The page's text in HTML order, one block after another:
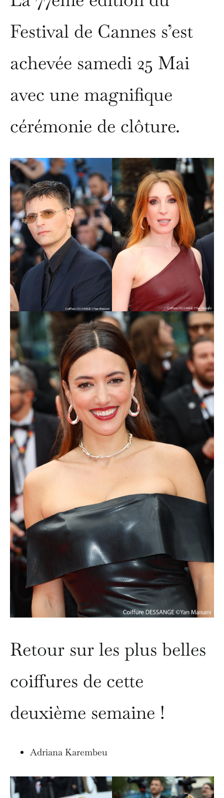
Festival de Cannes s’est
achevée samedi 25 Mai
avec une magnifique
cérémonie de clôture.
Retour sur les plus belles
coiffures de cette
deuxième semaine !
Adriana Karembeu